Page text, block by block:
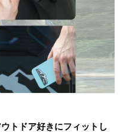
トドア好きにフィットし